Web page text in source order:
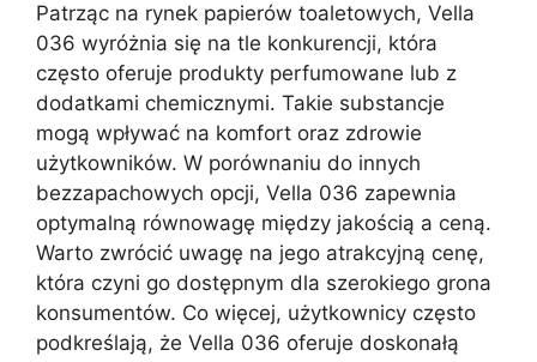
Patrząc na rynek papierów toaletowych, Vella
036 wyróżnia się na tle konkurencji, która
często oferuje produkty perfumowane lub z
dodatkami chemicznymi. Takie substancje
mogą wpływać na komfort oraz zdrowie
użytkowników. W porównaniu do innych
bezzapachowych opcji, Vella 036 zapewnia
optymalną równowagę między jakością a ceną.
Warto zwrócić uwagę na jego atrakcyjną cenę,
która czyni go dostępnym dla szerokiego grona
konsumentów. Co więcej, użytkownicy często
podkreślają, że Vella 036 oferuje doskonałą